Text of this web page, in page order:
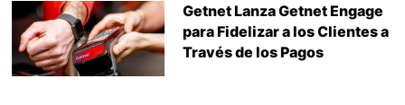
Getnet Lanza Getnet Engage
para Fidelizar a los Clientes a
Través de los Pagos